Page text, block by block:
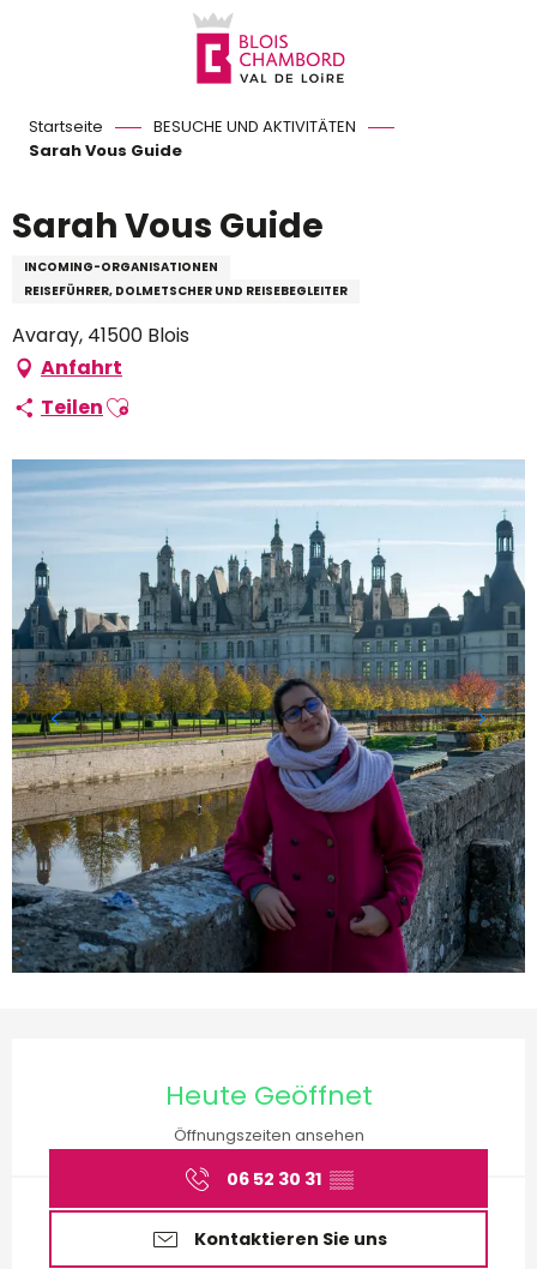
Startseite
BESUCHE UND AKTIVITÄTEN
Sarah Vous Guide
Sarah Vous Guide
INCOMING-ORGANISATIONEN
REISEFÜHRER, DOLMETSCHER UND REISEBEGLEITER
Avaray, 41500 Blois
Anfahrt
TeilenAjouter aux favoris
Heute Geöffnet
Öffnungszeiten ansehen
06 52 30 31 ▒▒
Kontaktieren Sie uns